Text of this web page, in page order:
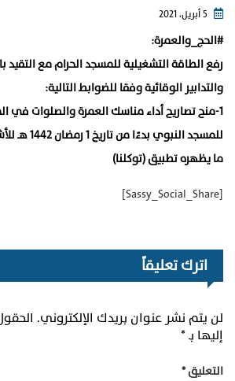
#الحج_والعمرة‬⁩:
‏رفع الطاقة التشغيلية للمسجد الحرام مع التقيد
والتدابير الوقائية وفقا للضوابط التالية:
‏1-منح تصاريح أداء مناسك العمرة والصلوات في
للمسجد
ما يظهره تطبيق (توكلنا)
[Sassy_Social_Share]
اترك تعليقاً
لن يتم نشر عنوان بريدك الإلكتروني.
إليها بـ*
التعليق*